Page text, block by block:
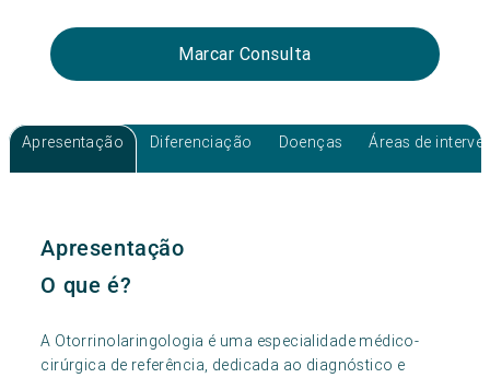
Consulta Otorrinolaringologia
Consulta ZumbidoMarcar Consulta
Apresentação Diferenciação Doenças Áreas de
Apresentação
O que é?
A Otorrinolaringologia é uma especialidade médico-
cirúrgica de referência, dedicada ao diagnóstico e